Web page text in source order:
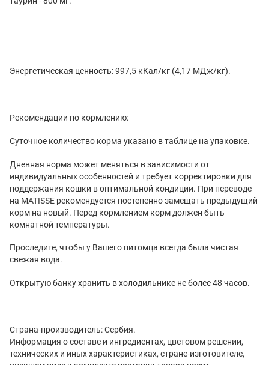
Энергетическая ценность: 997,5 кКал/кг (4,17 МДж/кг).
Рекомендации по кормлению:
Суточное количество корма указано в таблице на упаковке.
Дневная норма может меняться в зависимости от
индивидуальных особенностей и требует корректировки для
поддержания кошки в оптимальной кондиции. При переводе
на MATISSE рекомендуется постепенно замещать предыдущий
корм на новый. Перед кормлением корм должен быть
комнатной температуры.
Проследите, чтобы у Вашего питомца всегда была чистая
свежая вода.
Открытую банку хранить в холодильнике не более 48 часов.
Страна-производитель: Сербия.
Информация о составе и ингредиентах, цветовом решении,
технических и иных характеристиках, стране-изготовителе,